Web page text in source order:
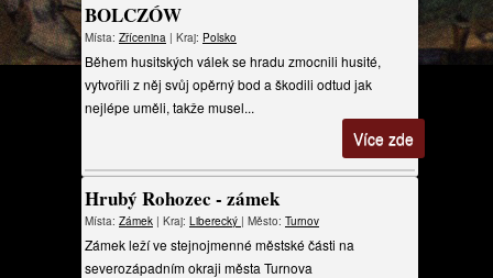
BOLCZÓW
Místa: Zřícenina | Kraj: Polsko
Během husitských válek se hradu zmocnili husité,
vytvořili z něj svůj opěrný bod a škodili odtud jak
nejlépe uměli, takže musel...
Více zde
Hrubý Rohozec - zámek
Místa: Zámek | Kraj: Liberecký | Město: Turnov
Zámek leží ve stejnojmenné městské části na
severozápadním okraji města Turnova